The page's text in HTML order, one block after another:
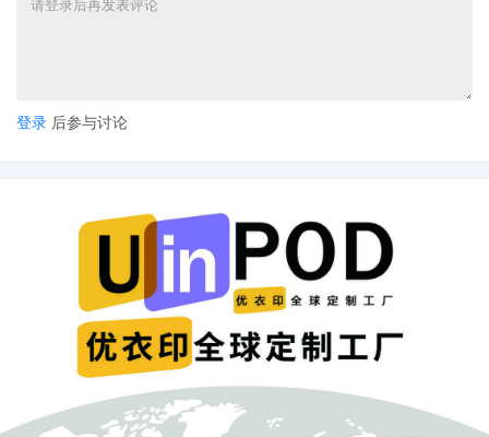
来图定制模式：买家上传图案，避开价格战
：批量发仓打造爆款，适合资深卖家
四、平台差异化布局，抢占旺季机遇
随着下半年销售旺季来临，各平台展现出不同的特色优势：
Amazon 作为流量巨头，是标准化 POD产品实现大规模销售的核心
登录 后参与讨论